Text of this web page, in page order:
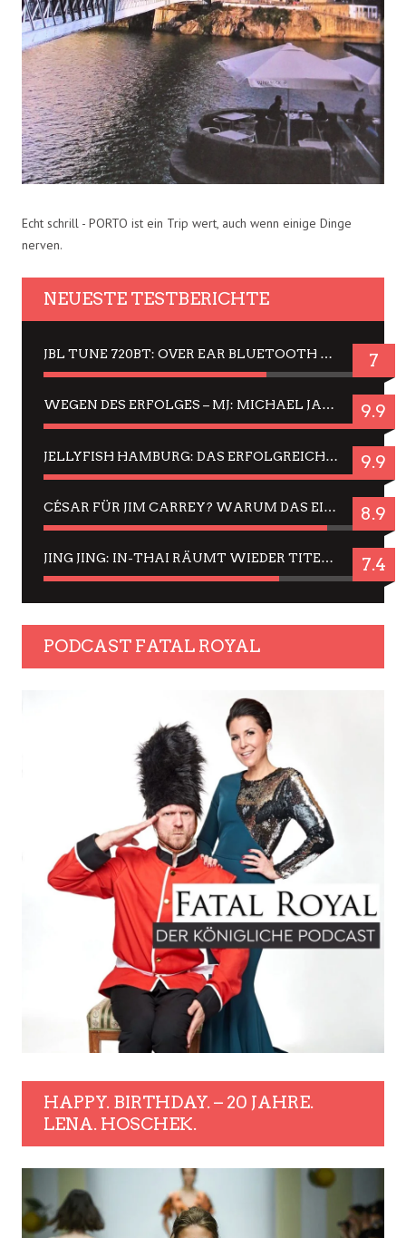
Echt schrill - PORTO ist ein Trip wert, auch wenn einige Dinge
nerven.
NEUESTE TESTBERICHTE
JBL TUNE 720BT: OVER EAR BLUETOOTH KOPFHÖRER UM DIE 50,-€ IM DAUER-TEST 7
WEGEN DES ERFOLGES – MJ: MICHAEL JACKSON MUSICAL IN EINER MATINEE SEHEN 9.9
JELLYFISH HAMBURG: DAS ERFOLGREICHE SOMMER-MENÜ 2025 IN GEFÜHLEN UND BILDERN 9.9
CÉSAR FÜR JIM CARREY? WARUM DAS EINER DER NERVIGSTEN ACTORS IST UND BLEIBT 8.9
JING JING: IN-THAI RÄUMT WIEDER TITEL AB – EIN ZWEI-STUNDEN-ERLEBNISBERICHT 7.4
PODCAST FATAL ROYAL
HAPPY. BIRTHDAY. – 20 JAHRE.
LENA. HOSCHEK.